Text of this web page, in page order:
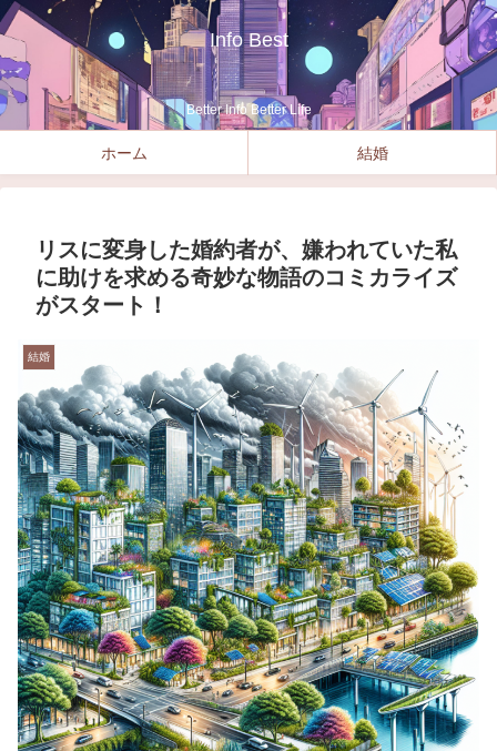
Info Best
Better Info Better Life
ホーム 結婚
リスに変身した婚約者が、嫌われていた私
に助けを求める奇妙な物語のコミカライズ
がスタート！
結婚